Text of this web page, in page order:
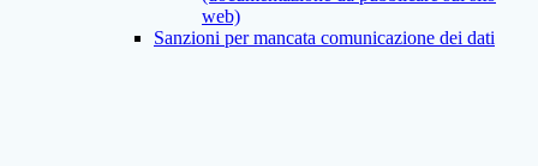
web)
Sanzioni per mancata comunicazione dei dati